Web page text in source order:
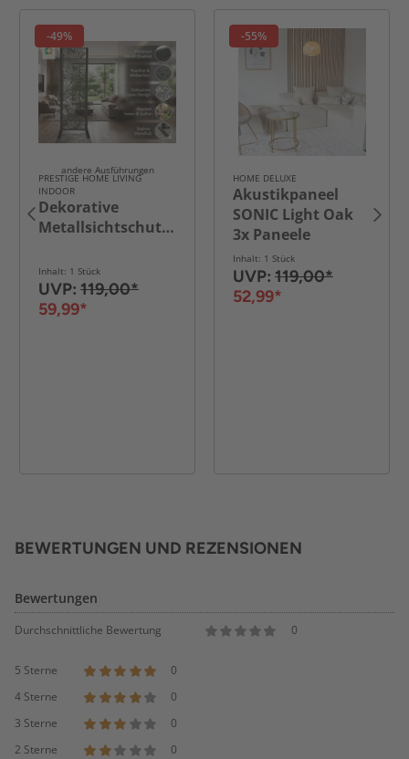
-49%
andere Ausführungen
PRESTIGE HOME LIVING
INDOOR
Dekorative
Metallsichtschutzwand
Inhalt: 1 Stück
UVP: 119,00*
59,99*
-55%
HOME DELUXE
Akustikpaneel
SONIC Light Oak
3x Paneele
Inhalt: 1 Stück
UVP: 119,00*
52,99*
BEWERTUNGEN UND REZENSIONEN
Bewertungen
Durchschnittliche Bewertung 0
5 Sterne
0
4 Sterne
0
3 Sterne
0
2 Sterne
0